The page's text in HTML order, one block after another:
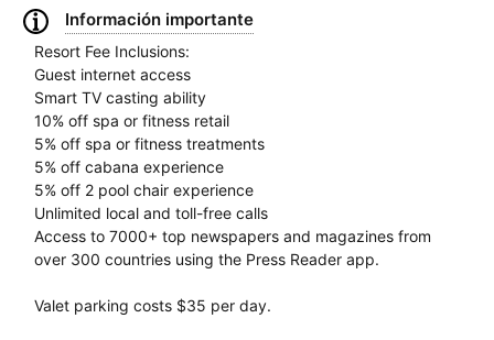
Información importante
Resort Fee Inclusions:
Guest internet access
Smart TV casting ability
10% off spa or fitness retail
5% off spa or fitness treatments
5% off cabana experience
5% off 2 pool chair experience
Unlimited local and toll-free calls
Access to 7000+ top newspapers and magazines from
over 300 countries using the Press Reader app.
Valet parking costs $35 per day.